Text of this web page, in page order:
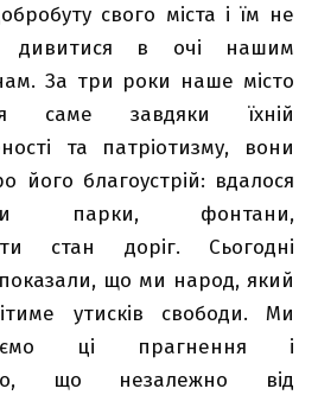
свого міста і їм не
дивитися в очі нашим
За три роки наше місто
саме завдяки їхній
та патріотизму, вони
його благоустрій: вдалося
парки, фонтани,
стан доріг. Сьогодні
показали, що ми народ, який
утисків свободи. Ми
ці прагнення і
що незалежно від